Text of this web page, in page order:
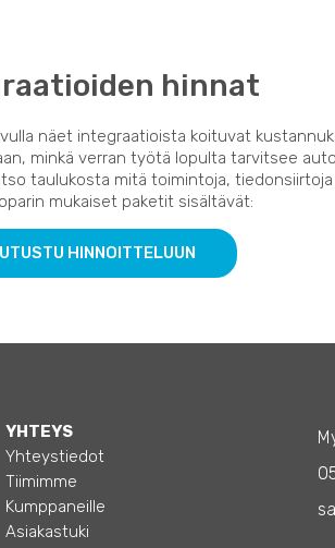
hinnat
näet integraatioista koituvat
minkä verran työtä lopulta tarvitsee
taulukosta mitä toimintoja,
mukaiset paketit sisältävät:
HINNOITTELUUN
YHTEYS
Yhteystiedot
Tiimimme
Kumppaneille
Asiakastuki